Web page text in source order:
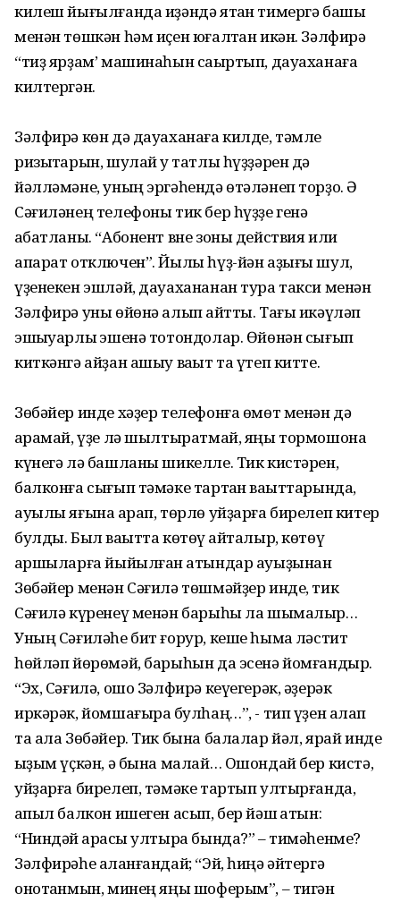
килеш йығылғанда иҙәндә ятҡан тимергә башы
менән төшкән һәм иҫен юғалтҡан икән. Зәлфирә
“тиҙ ярҙам’ машинаһын саҡыртып, дауаханаға
килтергән.
Зәлфирә көн дә дауаханаға килде, тәмле
ризыҡтарын, шулай уҡ татлы һүҙҙәрен дә
йәлләмәне, уның эргәһендә өтәләнеп торҙо. Ә
Сәғиләнең телефоны тик бер һүҙҙе генә
ҡабатланы. “Абонент вне зоны действия или
апарат отключен”. Йылы һүҙ-йән аҙығы шул,
үҙенекен эшләй, дауахананан тура такси менән
Зәлфирә уны өйөнә алып ҡайтты. Тағы икәүләп
эшҡыуарлыҡ эшенә тотондолар. Өйөнән сығып
киткәнгә айҙан ашыу ваҡыт та үтеп китте.
Зөбәйер инде хәҙер телефонға өмөт менән дә
ҡарамай, үҙе лә шылтыратмай, яңы тормошона
күнегә лә башланы шикелле. Тик кистәрен,
балконға сығып тәмәке тартҡан ваҡыттарында,
ауылы яғына ҡарап, төрлө уйҙарға бирелеп китер
булды. Был ваҡытта көтөү ҡайталыр, көтөү
ҡаршыларға йыйылған ҡатындар ауыҙынан
Зөбәйер менән Сәғилә төшмәйҙер инде, тик
Сәғилә күренеү менән барыһы ла шымалыр…
Уның Сәғиләһе бит ғорур, кеше һымаҡ ләстит
һөйләп йөрөмәй, барыһын да эсенә йомғандыр.
“Эх, Сәғилә, ошо Зәлфирә кеүегерәк, әҙерәк
иркәрәк, йомшағыраҡ булһаң…”, - тип үҙен аҡлап
та ала Зөбәйер. Тик бына балалар йәл, ярай инде
ҡыҙым үҫкән, ә бына малай… Ошондай бер кистә,
уйҙарға бирелеп, тәмәке тартып ултырғанда,
ҡапыл балкон ишеген асып, бер йәш ҡатын:
“Ниндәй ҡарасҡы ултыра бында?” – тимәһенме?
Зәлфирәһе аҡланғандай; “Эй, һиңә әйтергә
онотҡанмын, минең яңы шоферым”, – тигән